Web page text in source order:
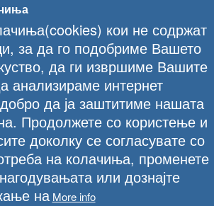
кои не содржат
за да го подобриме Вашето
да ги извршиме Вашите
анализираме интернет
да ја заштитиме нашата
Продолжете со користење и
доколку се согласувате со
на колачиња, променете
или дознајте
на More info